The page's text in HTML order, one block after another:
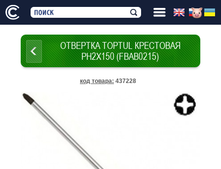
ОТВЕРТКА TOPTUL КРЕСТОВАЯ
PH2X150 (FBAB0215)
код товара: 437228